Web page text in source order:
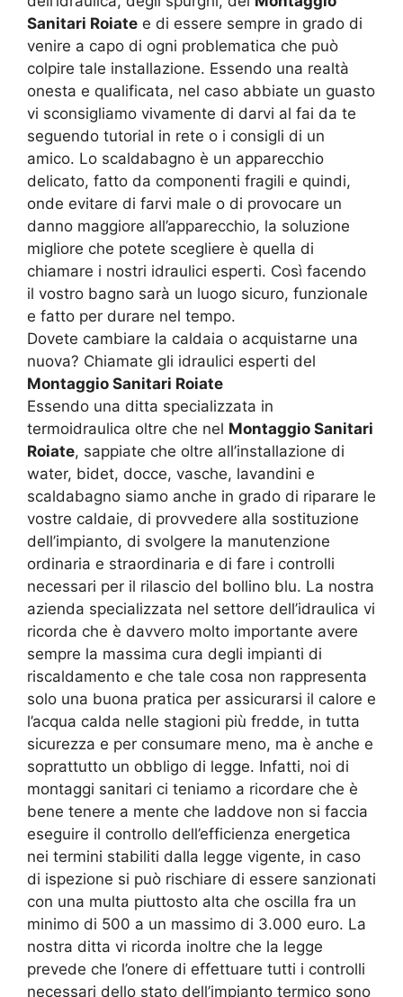
Sanitari Roiate e di essere sempre in grado di
venire a capo di ogni problematica che può
colpire tale installazione. Essendo una realtà
onesta e qualificata, nel caso abbiate un guasto
vi sconsigliamo vivamente di darvi al fai da te
seguendo tutorial in rete o i consigli di un
amico. Lo scaldabagno è un apparecchio
delicato, fatto da componenti fragili e quindi,
onde evitare di farvi male o di provocare un
danno maggiore all’apparecchio, la soluzione
migliore che potete scegliere è quella di
chiamare i nostri idraulici esperti. Così facendo
il vostro bagno sarà un luogo sicuro, funzionale
e fatto per durare nel tempo.
Dovete cambiare la caldaia o acquistarne una
nuova? Chiamate gli idraulici esperti del
Montaggio Sanitari Roiate
Essendo una ditta specializzata in
termoidraulica oltre che nel Montaggio Sanitari
Roiate, sappiate che oltre all’installazione di
water, bidet, docce, vasche, lavandini e
scaldabagno siamo anche in grado di riparare le
vostre caldaie, di provvedere alla sostituzione
dell’impianto, di svolgere la manutenzione
ordinaria e straordinaria e di fare i controlli
necessari per il rilascio del bollino blu. La nostra
azienda specializzata nel settore dell’idraulica vi
ricorda che è davvero molto importante avere
sempre la massima cura degli impianti di
riscaldamento e che tale cosa non rappresenta
solo una buona pratica per assicurarsi il calore e
l’acqua calda nelle stagioni più fredde, in tutta
sicurezza e per consumare meno, ma è anche e
soprattutto un obbligo di legge. Infatti, noi di
montaggi sanitari ci teniamo a ricordare che è
bene tenere a mente che laddove non si faccia
eseguire il controllo dell’efficienza energetica
nei termini stabiliti dalla legge vigente, in caso
di ispezione si può rischiare di essere sanzionati
con una multa piuttosto alta che oscilla fra un
minimo di 500 a un massimo di 3.000 euro. La
nostra ditta vi ricorda inoltre che la legge
prevede che l’onere di effettuare tutti i controlli
necessari dello stato dell’impianto termico sono